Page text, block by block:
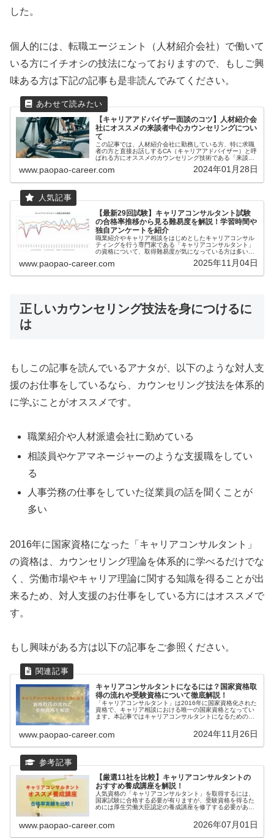
した。
個人的には、転職エージェント（人材紹介会社）で働いて
いる方にイチオシの技法になっておりますので、もしご興
味ある方は下記の記事も是非読んでみてください。
【キャリアアドバイザー面談のコツ】人材紹介会
社にオススメの来談者中心カウンセリングについ
て
この記事では、人材紹介会社に勤務している方、特に求職
者の方と直接お話しするCA（キャリアアドバイザー）と呼
ばれる方にオススメのカウンセリング技術である「来談者
中心カウンセリング」についてご紹介させて頂きます。オ
ススメのキャリコン養成講座はコ...
www.paopao-career.com 2024年01月28日
【最新29回試験】キャリアコンサルタント試験
の合格率推移から見る難易度を解説！学習時間や
独自アンケートを紹介
職業紹介やキャリア相談をはじめとしたキャリアコンサル
ティングを行う専門家である「キャリアコンサルタント」
の資格について、取得難易度が気になっている方は多いの
ではないでしょうか。本記事ではこれまでの合格率実績の
解説や、Twitterアンケート...
www.paopao-career.com 2025年11月04日
正しいカウンセリング技法を身につけるに
は
もしこの記事を読んでいるアナタが、以下のような対人支
援のお仕事をしているなら、カウンセリング技法を体系的
に学ぶことがオススメです。
職業紹介や人材派遣会社に勤めている
相談員やケアマネージャーのような支援職をしてい
る
人事労務の仕事をしていた従業員の話を聞くことが
多い
2016年に国家資格になった「キャリアコンサルタント」
の資格は、カウンセリング理論を体系的に学べるだけでな
く、労働市場やキャリア理論に関する知識を得ることが出
来るため、対人支援のお仕事をしている方にはオススメで
す。
もし興味がある方は以下の記事をご参照ください。
キャリアコンサルタントになるには？国家資格取
得の流れや受験資格について徹底解説！
「キャリアコンサルタント」は2016年に国家資格化された
資格で、キャリア相談における唯一の国家資格となってい
ます。本記事ではキャリアコンサルタントになるための受
www.paopao-career.com 2024年11月26日
【厳選11社を比較】キャリアコンサルタントの
おすすめ養成講座を解説！
人気資格の「キャリアコンサルタント」を取得するには、
国家試験に合格する必要が有りますが、受験資格を得るた
めには厚生労働大臣認定の養成講座を修了する必要があり
事では、わたしが特におすすめする...
www.paopao-career.com 2026年07月01日